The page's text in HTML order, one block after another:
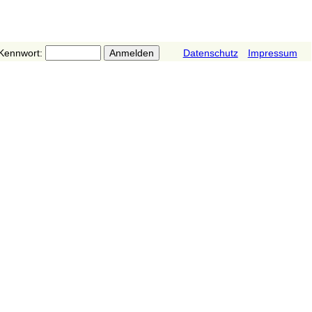
Datenschutz Impressum